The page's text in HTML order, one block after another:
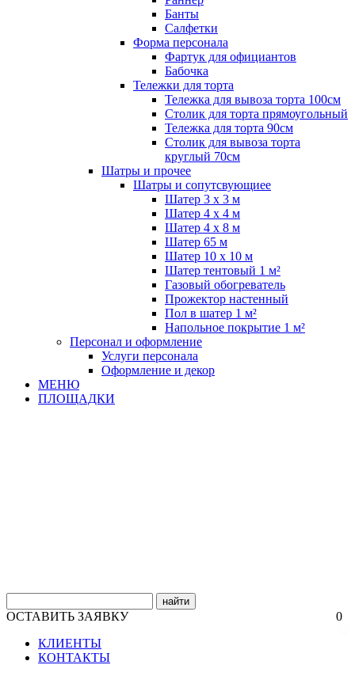
Банты
Салфетки
Форма персонала
Фартук для официантов
Бабочка
Тележки для торта
Тележка для вывоза торта 100см
Столик для торта прямоугольный
Тележка для торта 90см
Столик для вывоза торта
круглый 70см
Шатры и прочее
Шатры и сопутсвующиее
Шатер 3 х 3 м
Шатер 4 х 4 м
Шатер 4 х 8 м
Шатер 65 м
Шатер 10 х 10 м
Шатер тентовый 1 м²
Газовый обогреватель
Прожектор настенный
Пол в шатер 1 м²
Напольное покрытие 1 м²
Персонал и оформление
Услуги персонала
Оформление и декор
МЕНЮ
ПЛОЩАДКИ
найти
0
ОСТАВИТЬ ЗАЯВКУ
КЛИЕНТЫ
КОНТАКТЫ